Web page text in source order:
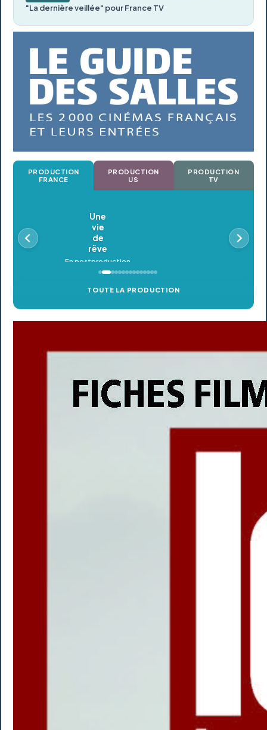
"La dernière veillée" pour France TV
PRODUCTION
FRANCE
PRODUCTION
US
PRODUCTION
TV
Oldeupe
En postproduction
TOUTE LA PRODUCTION